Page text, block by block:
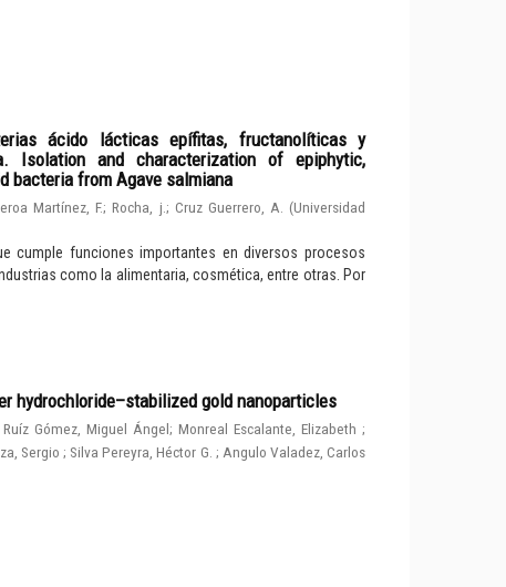
ácido lácticas epífitas, fructanolíticas y
Isolation and characterization of epiphytic,
bacteria from Agave salmiana
Martínez, F.;Rocha, j. ; Cruz Guerrero, A. (Universidad
cumple funciones importantes en diversos procesos
como la alimentaria, cosmética, entre otras. Por
hydrochloride–stabilized gold nanoparticles
Ruíz Gómez, Miguel Ángel; Monreal Escalante, Elizabeth;
Sergio; Silva Pereyra, Héctor G. ; Angulo Valadez, Carlos